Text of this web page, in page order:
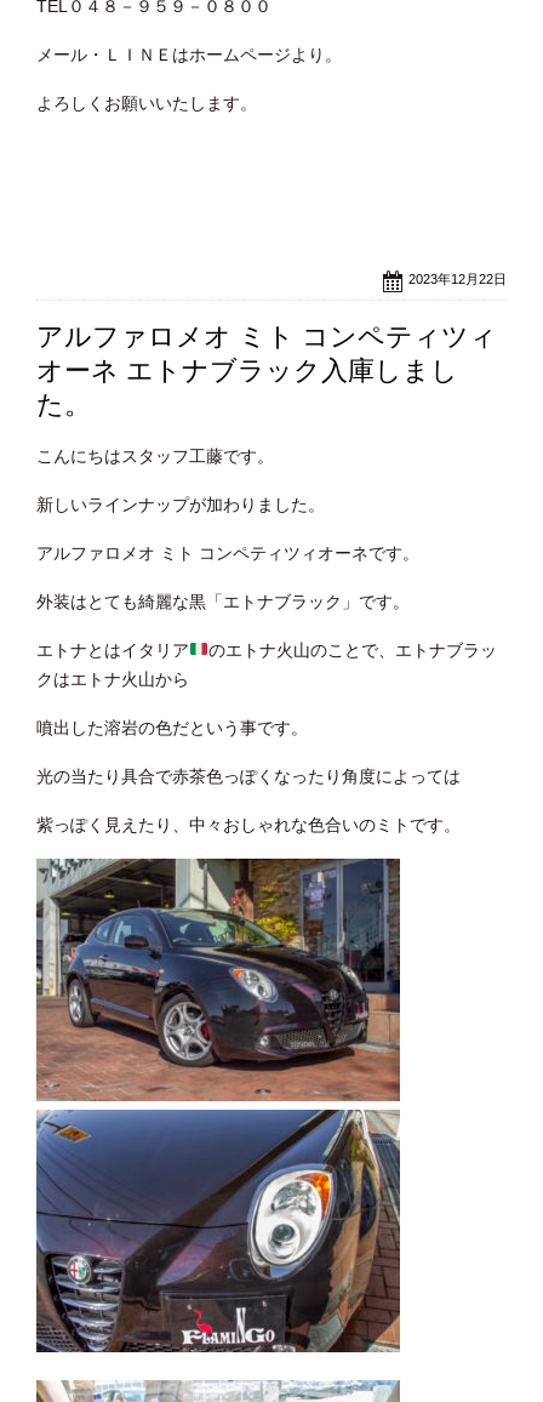
TEL０４８－９５９－０８００
メール・ＬＩＮＥはホームページより。
よろしくお願いいたします。
2023年12月22日
アルファロメオ ミト コンペティツィ
オーネ エトナブラック入庫しまし
た。
こんにちはスタッフ工藤です。
新しいラインナップが加わりました。
アルファロメオ ミト コンペティツィオーネです。
外装はとても綺麗な黒「エトナブラック」です。
エトナとはイタリア
のエトナ火山のことで、エトナブラッ
クはエトナ火山から
噴出した溶岩の色だという事です。
光の当たり具合で赤茶色っぽくなったり角度によっては
紫っぽく見えたり、中々おしゃれな色合いのミトです。